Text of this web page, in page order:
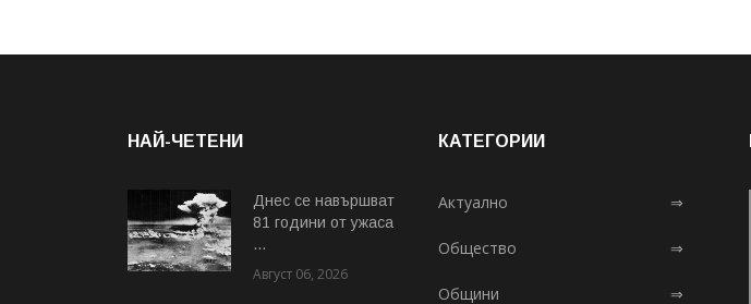
НАЙ-ЧЕТЕНИ
Днес се навършват
81 години от ужаса
...
Август 06, 2026
КАТЕГОРИИ
Актуално ⇒
Общество ⇒
Общини ⇒